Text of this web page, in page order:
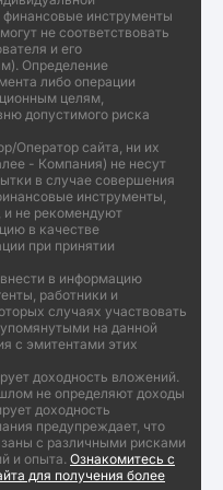
финансовые инструменты
не соответствовать
и его
Определение
либо операции
целям,
допустимого риска
Оператор сайта, ни их
- Компания) не несут
в случае совершения
инструменты,
не рекомендуют
в качестве
при принятии
в информацию
работники и
случаях участвовать
на данной
с эмитентами этих
доходность вложений.
не определяют доходы
доходность
предупреждает, что
с различными рисками
и опыта. Ознакомитесь с
для получения более